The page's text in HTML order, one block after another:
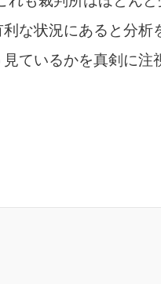
な状況にあると分析
ているかを真剣に注